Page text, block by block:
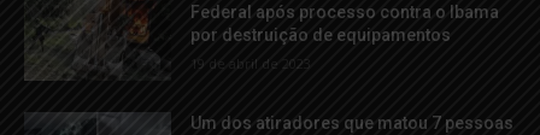
Federal após processo contra o Ibama
por destruição de equipamentos
19 de abril de 2023
Um dos atiradores que matou 7 pessoas